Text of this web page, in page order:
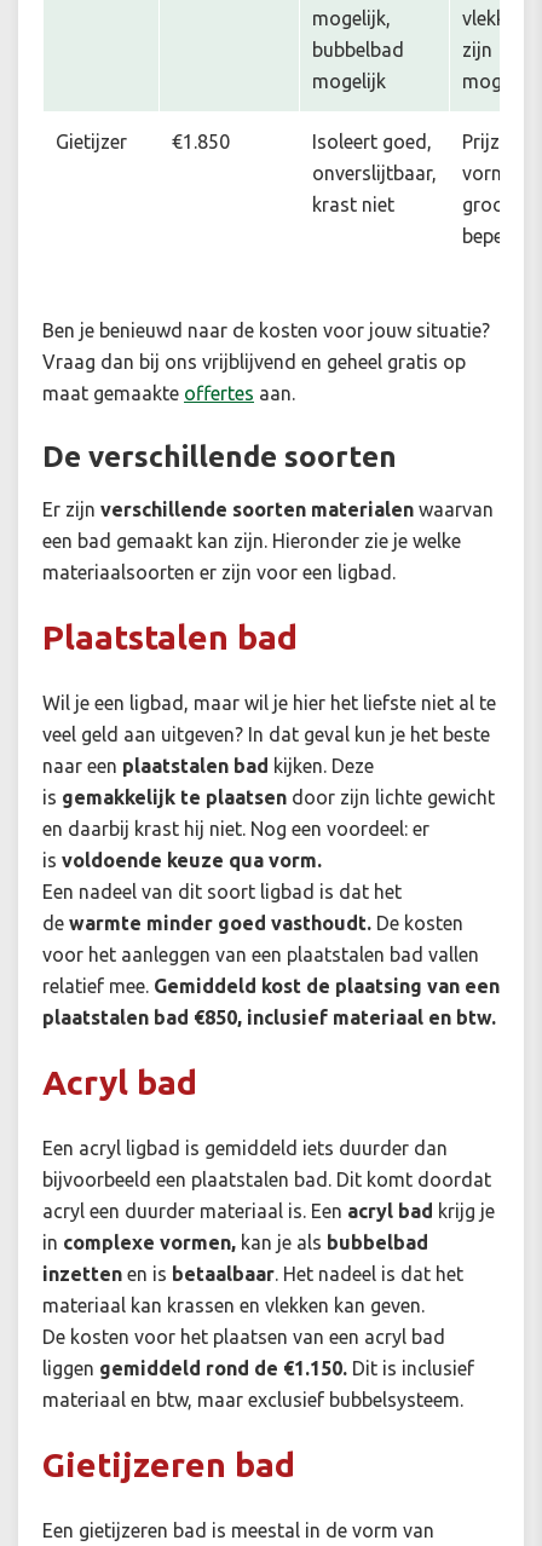
mogelijk,
bubbelbad
mogelijk
vlekken
zijn
mogelijk
Gietijzer €1.850
Isoleert goed,
onverslijtbaar,
krast niet
Prijzig,
vorm en
grootte
beperkt
Ben je benieuwd naar de kosten voor jouw situatie?
Vraag dan bij ons vrijblijvend en geheel gratis op
maat gemaakte offertes aan.
De verschillende soorten
Er zijn verschillende soorten materialen waarvan
een bad gemaakt kan zijn. Hieronder zie je welke
materiaalsoorten er zijn voor een ligbad.
Plaatstalen bad
Wil je een ligbad, maar wil je hier het liefste niet al te
veel geld aan uitgeven? In dat geval kun je het beste
naar een plaatstalen bad kijken. Deze
is gemakkelijk te plaatsen door zijn lichte gewicht
en daarbij krast hij niet. Nog een voordeel: er
is voldoende keuze qua vorm.
Een nadeel van dit soort ligbad is dat het
de warmte minder goed vasthoudt. De kosten
voor het aanleggen van een plaatstalen bad vallen
relatief mee. Gemiddeld kost de plaatsing van een
plaatstalen bad €850, inclusief materiaal en btw.
Acryl bad
Een acryl ligbad is gemiddeld iets duurder dan
bijvoorbeeld een plaatstalen bad. Dit komt doordat
acryl een duurder materiaal is. Een acryl bad krijg je
in complexe vormen, kan je als bubbelbad
inzetten en is betaalbaar. Het nadeel is dat het
materiaal kan krassen en vlekken kan geven.
De kosten voor het plaatsen van een acryl bad
liggen gemiddeld rond de €1.150. Dit is inclusief
materiaal en btw, maar exclusief bubbelsysteem.
Gietijzeren bad
Een gietijzeren bad is meestal in de vorm van